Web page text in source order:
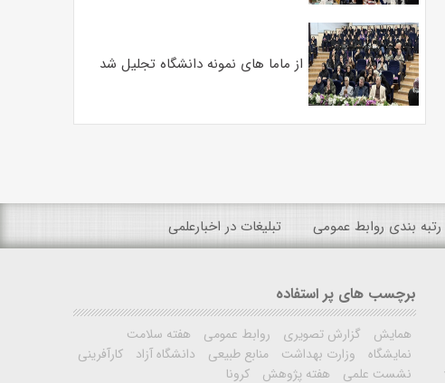
از ماما های نمونه دانشگاه تجلیل شد
رتبه بندی روابط عمومی تبلیغات در اخبارعلمی
برچسب های پر استفاده
همایش گزارش تصویری روابط عمومی
هفته سلامت
نمایشگاه
وزارت بهداشت منابع طبیعی دانشگاه آزاد
کارآفرینی
نشست علمی
هفته پژوهش کرونا